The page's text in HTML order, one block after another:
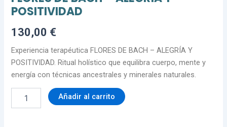
POSITIVIDAD
130,00 €
Experiencia terapéutica FLORES DE BACH – ALEGRÍA Y
POSITIVIDAD. Ritual holístico que equilibra cuerpo, mente y
energía con técnicas ancestrales y minerales naturales.
Añadir al carrito